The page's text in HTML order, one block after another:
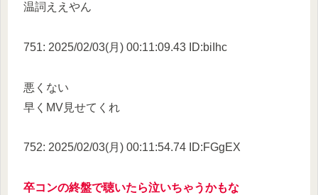
温詞ええやん
751: 2025/02/03(月) 00:11:09.43 ID:biIhc
悪くない
早くMV見せてくれ
752: 2025/02/03(月) 00:11:54.74 ID:FGgEX
卒コンの終盤で聴いたら泣いちゃうかもな